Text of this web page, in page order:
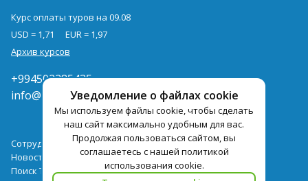
Уведомление о файлах cookie
Мы используем файлы cookie, чтобы сделать
наш сайт максимально удобным для вас.
Продолжая пользоваться сайтом, вы
соглашаетесь с нашей политикой
использования cookie.
Курс оплаты туров на 09.08
USD = 1,71
EUR = 1,97
Архив курсов
+994502285435
info@pegast.az
Сотрудничество
Новости
Поиск Тура